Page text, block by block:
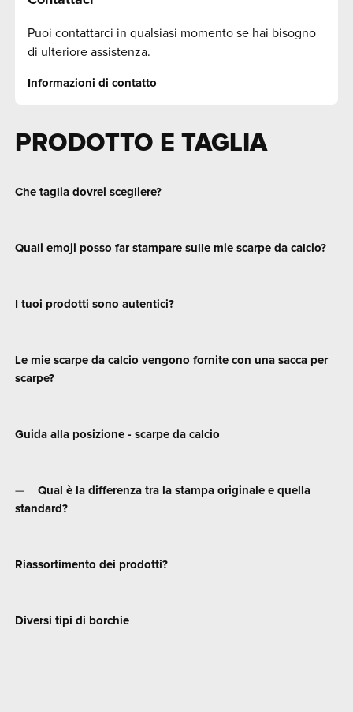
Puoi contattarci in qualsiasi momento se hai bisogno
di ulteriore assistenza.
Informazioni di contatto
PRODOTTO E TAGLIA
Che taglia dovrei scegliere?
Quali emoji posso far stampare sulle mie scarpe da calcio?
I tuoi prodotti sono autentici?
Le mie scarpe da calcio vengono fornite con una sacca per
scarpe?
Guida alla posizione - scarpe da calcio
Qual è la differenza tra la stampa originale e quella
standard?
Riassortimento dei prodotti?
Diversi tipi di borchie